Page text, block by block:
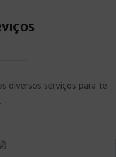
diversos serviços para te